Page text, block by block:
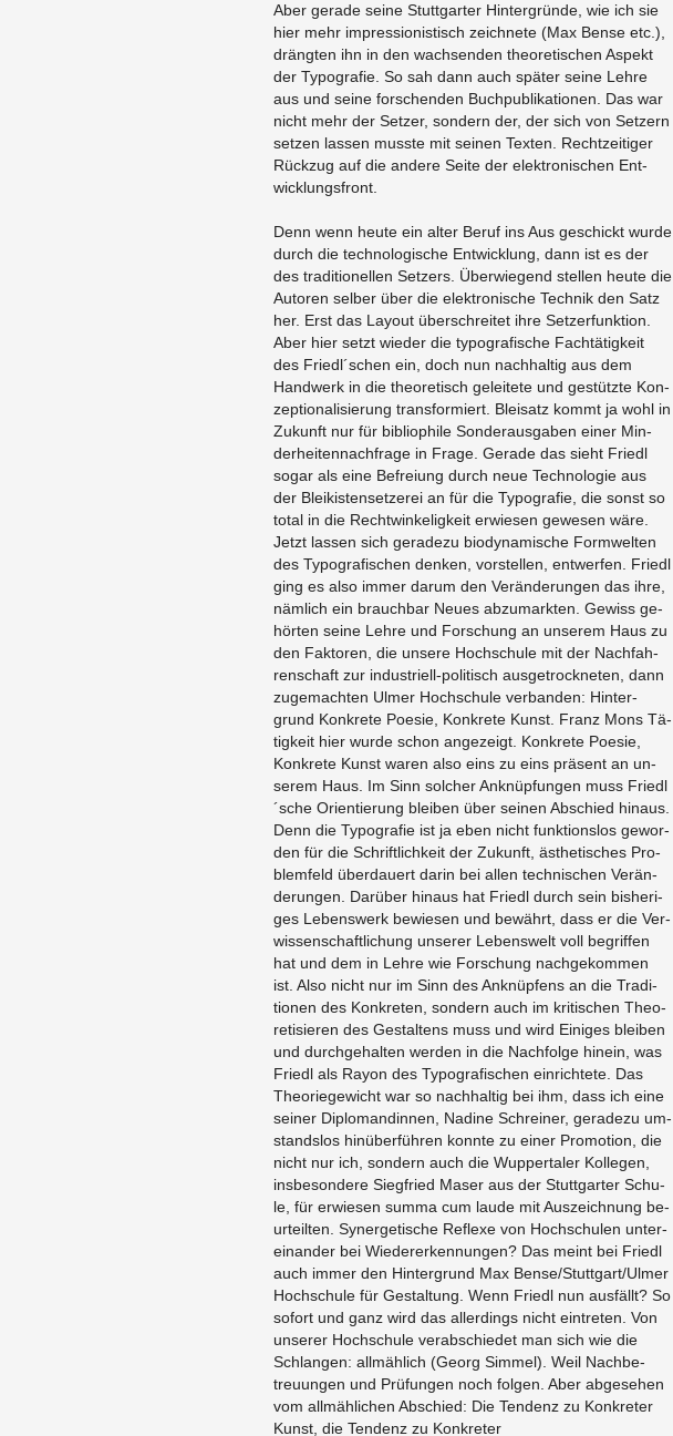
Aber ge­ra­de seine Stutt­gar­ter Hin­ter­grün­de, wie ich sie
hier mehr im­pres­sio­nis­tisch zeich­ne­te (Max Bense etc.),
dräng­ten ihn in den wach­sen­den theo­re­ti­schen As­pekt
der Ty­po­gra­fie. So sah dann auch spä­ter seine Lehre
aus und seine for­schen­den Buch­pu­bli­ka­tio­nen. Das war
nicht mehr der Set­zer, son­dern der, der sich von Set­zern
set­zen las­sen muss­te mit sei­nen Tex­ten. Recht­zei­ti­ger
Rück­zug auf die an­de­re Seite der elek­tro­ni­schen Ent­
wick­lungs­front.
Denn wenn heute ein alter Beruf ins Aus ge­schickt wurde
durch die tech­no­lo­gi­sche Ent­wick­lung, dann ist es der
des tra­di­tio­nel­len Set­zers. Über­wie­gend stel­len heute die
Au­to­ren sel­ber über die elek­tro­ni­sche Tech­nik den Satz
her. Erst das Lay­out über­schrei­tet ihre Set­zer­funk­ti­on.
Aber hier setzt wie­der die ty­po­gra­fi­sche Fach­tä­tig­keit
des Friedl´schen ein, doch nun nach­hal­tig aus dem
Hand­werk in die theo­re­tisch ge­lei­te­te und ge­stütz­te Kon­
zep­tio­na­li­sie­rung trans­for­miert. Blei­satz kommt ja wohl in
Zu­kunft nur für bi­blio­phi­le Son­der­aus­ga­ben einer Min­
der­hei­ten­nach­fra­ge in Frage. Ge­ra­de das sieht Friedl
sogar als eine Be­frei­ung durch neue Tech­no­lo­gie aus
der Blei­kis­ten­set­ze­rei an für die Ty­po­gra­fie, die sonst so
total in die Recht­win­ke­lig­keit er­wie­sen ge­we­sen wäre.
Jetzt las­sen sich ge­ra­de­zu bio­dy­na­mi­sche Form­wel­ten
des Ty­po­gra­fi­schen den­ken, vor­stel­len, ent­wer­fen. Friedl
ging es also immer darum den Ver­än­de­run­gen das ihre,
näm­lich ein brauch­bar Neues ab­zu­mark­ten. Ge­wiss ge­
hör­ten seine Lehre und For­schung an un­se­rem Haus zu
den Fak­to­ren, die un­se­re Hoch­schu­le mit der Nach­fah­
ren­schaft zur in­dus­tri­ell-po­li­tisch aus­ge­trock­ne­ten, dann
zu­ge­mach­ten Ulmer Hoch­schu­le ver­ban­den: Hin­ter­
grund Kon­kre­te Poe­sie, Kon­kre­te Kunst. Franz Mons Tä­
tig­keit hier wurde schon an­ge­zeigt. Kon­kre­te Poe­sie,
Kon­kre­te Kunst waren also eins zu eins prä­sent an un­
se­rem Haus. Im Sinn sol­cher An­knüp­fun­gen muss Friedl
´sche Ori­en­tie­rung blei­ben über sei­nen Ab­schied hin­aus.
Denn die Ty­po­gra­fie ist ja eben nicht funk­ti­ons­los ge­wor­
den für die Schrift­lich­keit der Zu­kunft, äs­the­ti­sches Pro­
blem­feld über­dau­ert darin bei allen tech­ni­schen Ver­än­
de­run­gen. Dar­über hin­aus hat Friedl durch sein bis­he­ri­
ges Le­bens­werk be­wie­sen und be­währt, dass er die Ver­
wis­sen­schaft­li­chung un­se­rer Le­bens­welt voll be­grif­fen
hat und dem in Lehre wie For­schung nach­ge­kom­men
ist. Also nicht nur im Sinn des An­knüp­fens an die Tra­di­
tio­nen des Kon­kre­ten, son­dern auch im kri­ti­schen Theo­
re­ti­sie­ren des Ge­stal­tens muss und wird Ei­ni­ges blei­ben
und durch­ge­hal­ten wer­den in die Nach­fol­ge hin­ein, was
Friedl als Rayon des Ty­po­gra­fi­schen ein­rich­te­te. Das
Theo­rie­ge­wicht war so nach­hal­tig bei ihm, dass ich eine
sei­ner Di­plo­man­din­nen, Na­di­ne Schrei­ner, ge­ra­de­zu um­
stands­los hin­über­füh­ren konn­te zu einer Pro­mo­ti­on, die
nicht nur ich, son­dern auch die Wup­per­ta­ler Kol­le­gen,
ins­be­son­de­re Sieg­fried Maser aus der Stutt­gar­ter Schu­
le, für er­wie­sen summa cum laude mit Aus­zeich­nung be­
ur­teil­ten. Syn­er­ge­ti­sche Re­fle­xe von Hoch­schu­len un­ter­
ein­an­der bei Wie­der­er­ken­nun­gen? Das meint bei Friedl
auch immer den Hin­ter­grund Max Bense/Stutt­gart/Ulmer
Hoch­schu­le für Ge­stal­tung. Wenn Friedl nun aus­fällt? So
so­fort und ganz wird das al­ler­dings nicht ein­tre­ten. Von
un­se­rer Hoch­schu­le ver­ab­schie­det man sich wie die
Schlan­gen: all­mäh­lich (Georg Sim­mel). Weil Nach­be­
treu­un­gen und Prü­fun­gen noch fol­gen. Aber ab­ge­se­hen
vom all­mäh­li­chen Ab­schied: Die Ten­denz zu Kon­kre­ter
Kunst, die Ten­denz zu Kon­kre­ter